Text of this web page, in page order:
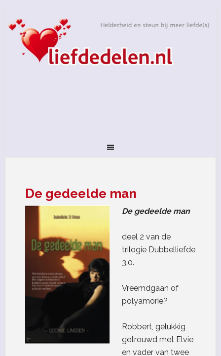
De gedeelde man
De gedeelde man
deel 2 van de
trilogie Dubbelliefde
3.0.
Vreemdgaan of
polyamorie?
Robbert, gelukkig
getrouwd met Elvie
en vader van twee